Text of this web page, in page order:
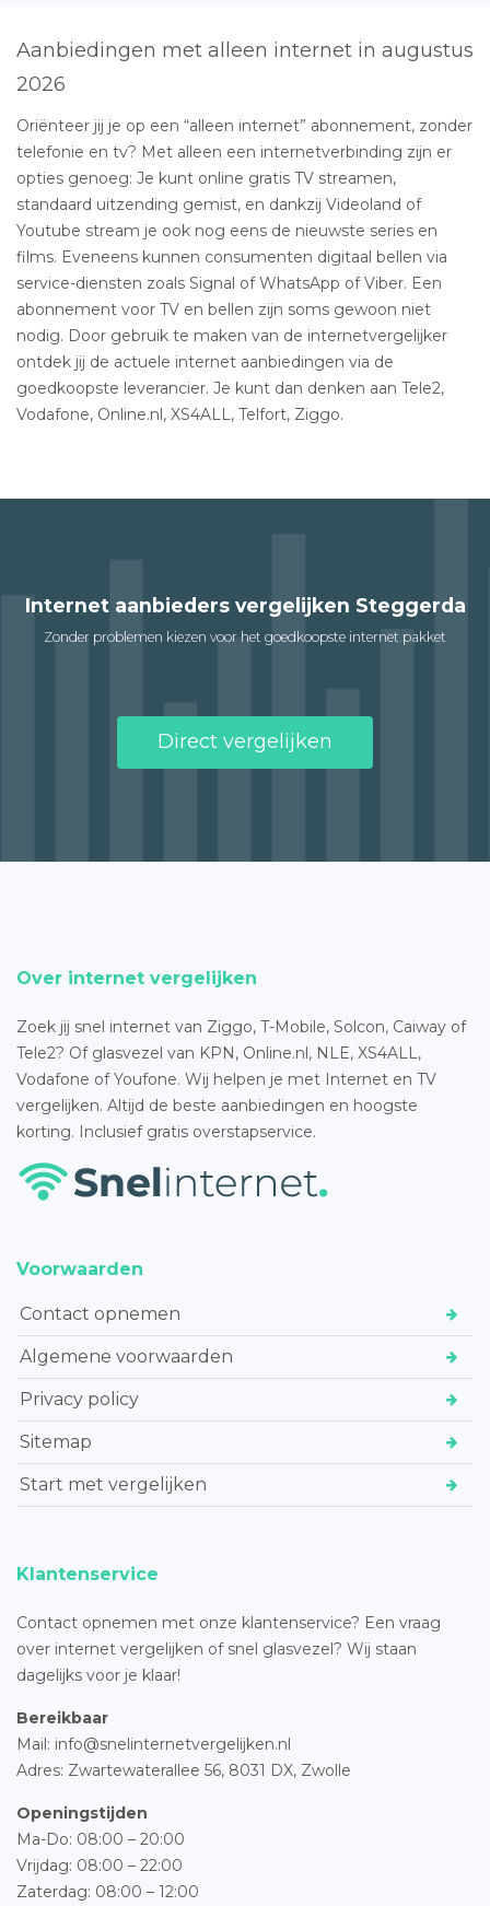
Aanbiedingen met alleen internet in augustus
2026
Oriënteer jij je op een “alleen internet” abonnement, zonder
telefonie en tv? Met alleen een internetverbinding zijn er
opties genoeg: Je kunt online gratis TV streamen,
standaard uitzending gemist, en dankzij Videoland of
Youtube stream je ook nog eens de nieuwste series en
films. Eveneens kunnen consumenten digitaal bellen via
service-diensten zoals Signal of WhatsApp of Viber. Een
abonnement voor TV en bellen zijn soms gewoon niet
nodig. Door gebruik te maken van de internetvergelijker
ontdek jij de actuele internet aanbiedingen via de
goedkoopste leverancier. Je kunt dan denken aan Tele2,
Vodafone, Online.nl, XS4ALL, Telfort, Ziggo.
Internet aanbieders vergelijken Steggerda
Zonder problemen kiezen voor het goedkoopste internet pakket
Direct vergelijken
Over internet vergelijken
Zoek jij snel internet van Ziggo, T-Mobile, Solcon, Caiway of
Tele2? Of glasvezel van KPN, Online.nl, NLE, XS4ALL,
Vodafone of Youfone. Wij helpen je met Internet en TV
vergelijken. Altijd de beste aanbiedingen en hoogste
korting. Inclusief gratis overstapservice.
Voorwaarden
Contact opnemen
Algemene voorwaarden
Privacy policy
Sitemap
Start met vergelijken
Klantenservice
Contact opnemen met onze klantenservice? Een vraag
over internet vergelijken of snel glasvezel? Wij staan
dagelijks voor je klaar!
Bereikbaar
Mail: info@snelinternetvergelijken.nl
Adres: Zwartewaterallee 56, 8031 DX, Zwolle
Openingstijden
Ma-Do: 08:00 – 20:00
Vrijdag: 08:00 – 22:00
Zaterdag: 08:00 – 12:00